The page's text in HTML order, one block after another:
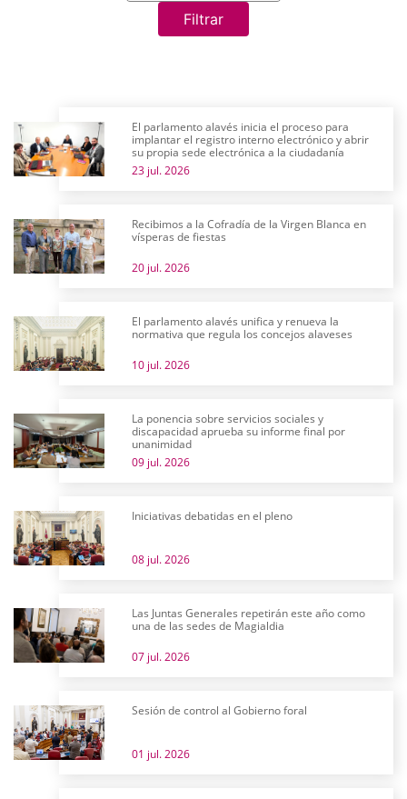
Filtrar
El parlamento alavés inicia el proceso para
implantar el registro interno electrónico y abrir
su propia sede electrónica a la ciudadanía
23 jul. 2026
Recibimos a la Cofradía de la Virgen Blanca en
vísperas de fiestas
20 jul. 2026
El parlamento alavés unifica y renueva la
normativa que regula los concejos alaveses
10 jul. 2026
La ponencia sobre servicios sociales y
discapacidad aprueba su informe final por
unanimidad
09 jul. 2026
Iniciativas debatidas en el pleno
08 jul. 2026
Las Juntas Generales repetirán este año como
una de las sedes de Magialdia
07 jul. 2026
Sesión de control al Gobierno foral
01 jul. 2026